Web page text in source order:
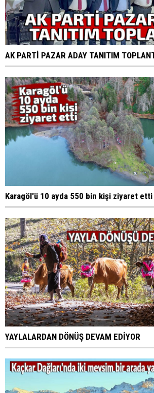
AK PARTİ PAZAR ADAY TANITIM
Karagöl'ü 10 ayda 550 bin kişi ziyaret etti
YAYLALARDAN DÖNÜŞ DEVAM EDİYOR